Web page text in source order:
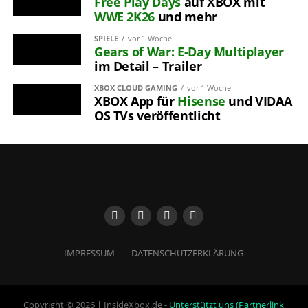
WWE 2K26 und mehr
SPIELE vor 1 Woche
Gears of War: E-Day Multiplayer
im Detail – Trailer
XBOX CLOUD GAMING vor 1 Woche
XBOX App für Hisense und VIDAA
OS TVs veröffentlicht
IMPRESSUM DATENSCHUTZERKLÄRUNG
Copyright © 2026 | InsideXbox.de - Unterstützt uns (Partnerlink